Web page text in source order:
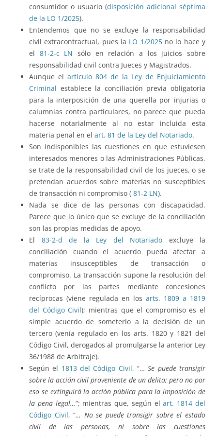
consumidor o usuario (disposición adicional séptima
de la LO 1/2025).
Entendemos que no se excluye la responsabilidad
civil extracontractual, pues la LO 1/2025no lo hace y
el 81-2-c LN sólo en relación a los juicios sobre
responsabilidad civil contra Jueces y Magistrados.
Aunque el artículo 804 de la Ley de Enjuiciamiento
Criminal establece la conciliación previa obligatoria
para la interposición de una querella por injurias o
calumnias contra particulares, no parece que pueda
hacerse notarialmente al no estar incluida esta
materia penal en el art. 81 de la Ley del Notariado.
Son indisponibles las cuestiones en que estuviesen
interesados menores o las Administraciones Públicas,
se trate de la responsabilidad civil de los jueces, o se
pretendan acuerdos sobre materias no susceptibles
de transacción ni compromiso ( 81-2 LN).
Nada se dice de las personas con discapacidad.
Parece que lo único que se excluye de la conciliación
son las propias medidas de apoyo.
El 83-2-d de la Ley del Notariado excluye la
conciliación cuando el acuerdo pueda afectar a
materias insusceptibles de transacción o
compromiso. La transacción supone la resolución del
conflicto por las partes mediante concesiones
recíprocas (viene regulada en los arts. 1809 a 1819
del Código Civil); mientras que el compromiso es el
simple acuerdo de someterlo a la decisión de un
tercero (venía regulado en los arts. 1820 y 1821 del
Código Civil, derogados al promulgarse la anterior Ley
36/1988 de Arbitraje).
Según el 1813 del Código Civil, “…Se puede transigir
sobre la acción civil proveniente de un delito; pero no por
eso se extinguirá la acción pública para la imposición de
la pena legal…”; mientras que, según elart. 1814 del
Código Civil, “… No se puede transigir sobre el estado
civil de las personas, ni sobre las cuestiones